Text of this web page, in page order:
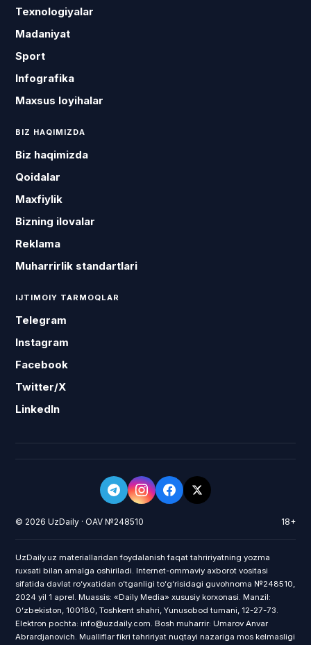
Texnologiyalar
Madaniyat
Sport
Infografika
Maxsus loyihalar
BIZ HAQIMIZDA
Biz haqimizda
Qoidalar
Maxfiylik
Bizning ilovalar
Reklama
Muharrirlik standartlari
IJTIMOIY TARMOQLAR
Telegram
Instagram
Facebook
Twitter/X
LinkedIn
© 2026 UzDaily · OAV №248510 18+
UzDaily.uz materiallaridan foydalanish faqat tahririyatning yozma
ruxsati bilan amalga oshiriladi. Internet-ommaviy axborot vositasi
sifatida davlat roʻyxatidan oʻtganligi toʻgʻrisidagi guvohnoma №248510,
2024 yil 1 aprel. Muassis: «Daily Media» xususiy korxonasi. Manzil:
Oʻzbekiston, 100180, Toshkent shahri, Yunusobod tumani, 12-27-73.
Elektron pochta: info@uzdaily.com. Bosh muharrir: Umarov Anvar
Abrardjanovich. Mualliflar fikri tahririyat nuqtayi nazariga mos kelmasligi